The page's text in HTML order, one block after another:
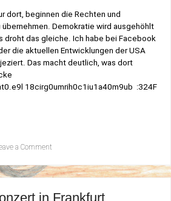
dort, beginnen die Rechten und
Demokratie wird ausgehöhlt
droht das gleiche. Ich habe bei Facebook
die aktuellen Entwicklungen der USA
Das macht deutlich, was dort
18cirg0umrih0c1iu1a40m9ub :324F
a Comment
den
USA
in Frankfurt